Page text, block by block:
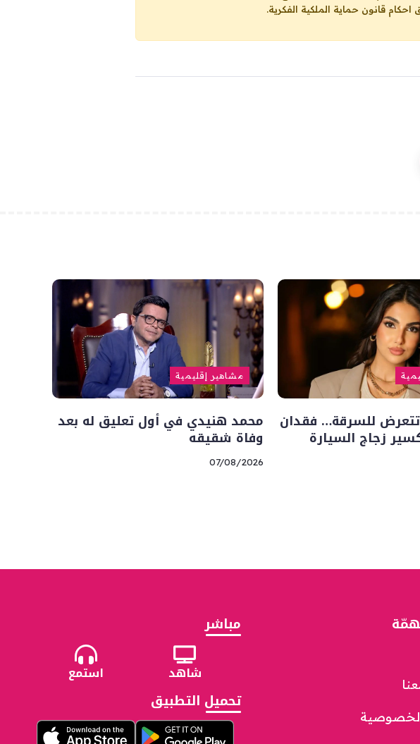
قانون حماية الملكية الفكرية.
تتعرض للسرقة… فقدان
زجاج السيارة
مشاهير إقليمية
محمد هنيدي في أول تعليق له بعد
وفاة شقيقه
07/08/2026
مباشر
شاهد استمع
تحميل التطبيق